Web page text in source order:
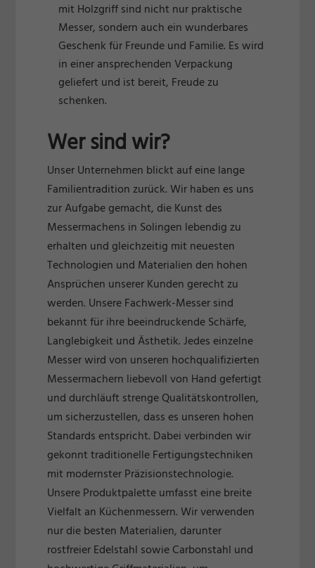
mit Holzgriff sind nicht nur praktische
Messer, sondern auch ein wunderbares
Geschenk für Freunde und Familie. Es wird
in einer ansprechenden Verpackung
geliefert und ist bereit, Freude zu
schenken.
Wer sind wir?
Unser Unternehmen blickt auf eine lange
Familientradition zurück. Wir haben es uns
zur Aufgabe gemacht, die Kunst des
Messermachens in Solingen lebendig zu
erhalten und gleichzeitig mit neuesten
Technologien und Materialien den hohen
Ansprüchen unserer Kunden gerecht zu
werden. Unsere Fachwerk-Messer sind
bekannt für ihre beeindruckende Schärfe,
Langlebigkeit und Ästhetik. Jedes einzelne
Messer wird von unseren hochqualifizierten
Messermachern liebevoll von Hand gefertigt
und durchläuft strenge Qualitätskontrollen,
um sicherzustellen, dass es unseren hohen
Standards entspricht. Dabei verbinden wir
gekonnt traditionelle Fertigungstechniken
mit modernster Präzisionstechnologie.
Unsere Produktpalette umfasst eine breite
Vielfalt an Küchenmessern. Wir verwenden
nur die besten Materialien, darunter
rostfreier Edelstahl sowie Carbonstahl und